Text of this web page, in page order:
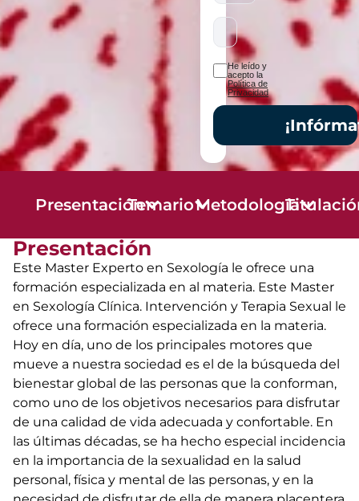
He leído y
acepto la
Política de
Privacidad
PresentaciónTemarioMetodología
Presentación
Este Master Experto en Sexología le ofrece una
formación especializada en al materia. Este Master
en Sexología Clínica. Intervención y Terapia Sexual le
ofrece una formación especializada en la materia.
Hoy en día, uno de los principales motores que
mueve a nuestra sociedad es el de la búsqueda del
bienestar global de las personas que la conforman,
como uno de los objetivos necesarios para disfrutar
de una calidad de vida adecuada y confortable. En
las últimas décadas, se ha hecho especial incidencia
en la importancia de la sexualidad en la salud
personal, física y mental de las personas, y en la